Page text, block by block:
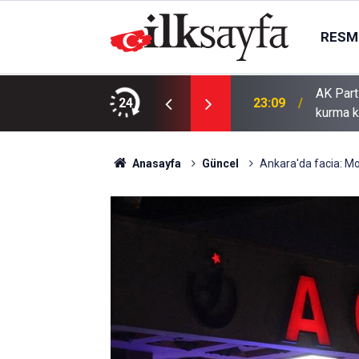
24
kavga: 4 yaralı 23:09
AK
kurma
Anasayfa Güncel Ankara'da facia: